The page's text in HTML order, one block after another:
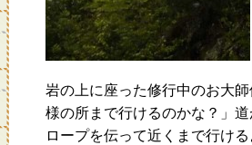
岩の上に座った修行中のお大
様の所まで行けるのかな？」道
ロープを伝って近くまで行け